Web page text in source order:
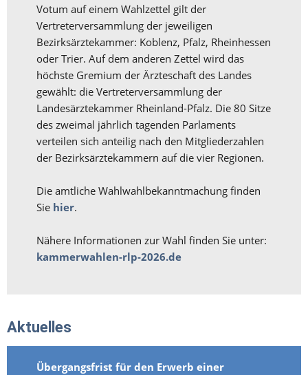
Votum auf einem Wahlzettel gilt der
Vertreterversammlung der jeweiligen
Bezirksärztekammer: Koblenz, Pfalz, Rheinhessen
oder Trier. Auf dem anderen Zettel wird das
höchste Gremium der Ärzteschaft des Landes
gewählt: die Vertreterversammlung der
Landesärztekammer Rheinland-Pfalz. Die 80 Sitze
des zweimal jährlich tagenden Parlaments
verteilen sich anteilig nach den Mitgliederzahlen
der Bezirksärztekammern auf die vier Regionen.
Die amtliche Wahlwahlbekanntmachung finden
Sie hier.
Nähere Informationen zur Wahl finden Sie unter:
kammerwahlen-rlp-2026.de
Aktuelles
Übergangsfrist für den Erwerb einer